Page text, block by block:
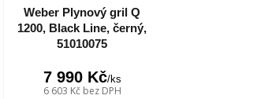
Weber Plynový gril Q
1200, Black Line, černý,
51010075
7 990 Kč/ks
6 603 Kč bez DPH